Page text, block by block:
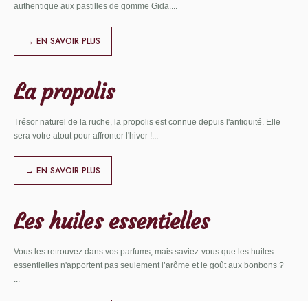
authentique aux pastilles de gomme Gida....
→ EN SAVOIR PLUS
La propolis
Trésor naturel de la ruche, la propolis est connue depuis l'antiquité. Elle
sera votre atout pour affronter l'hiver !...
→ EN SAVOIR PLUS
Les huiles essentielles
Vous les retrouvez dans vos parfums, mais saviez-vous que les huiles
essentielles n'apportent pas seulement l’arôme et le goût aux bonbons ?
...